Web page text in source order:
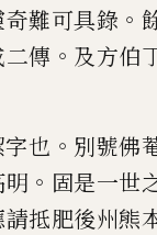
難可具錄 。
傳 。 及方伯
也 。 別號佛
明 。 固是一世
抵肥後州熊